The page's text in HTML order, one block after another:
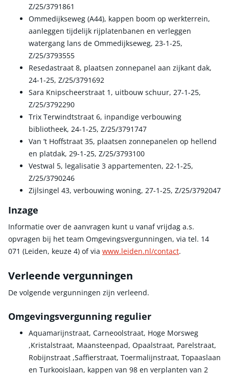
Z/25/3791861
Ommedijkseweg (A44), kappen boom op werkterrein,
aanleggen tijdelijk rijplatenbanen en verleggen
watergang lans de Ommedijkseweg, 23-1-25,
Z/25/3793555
Resedastraat 8, plaatsen zonnepanel aan zijkant dak,
24-1-25, Z/25/3791692
Sara Knipscheerstraat 1, uitbouw schuur, 27-1-25,
Z/25/3792290
Trix Terwindtstraat 6, inpandige verbouwing
bibliotheek, 24-1-25, Z/25/3791747
Van ’t Hoffstraat 35, plaatsen zonnepanelen op hellend
en platdak, 29-1-25, Z/25/3793100
Vestwal 5, legalisatie 3 appartementen, 22-1-25,
Z/25/3790246
Zijlsingel 43, verbouwing woning, 27-1-25, Z/25/3792047
Inzage
Informatie over de aanvragen kunt u vanaf vrijdag a.s.
opvragen bij het team Omgevingsvergunningen, via tel. 14
071 (Leiden, keuze 4) of via www.leiden.nl/contact.
Verleende vergunningen
De volgende vergunningen zijn verleend.
Omgevingsvergunning regulier
Aquamarijnstraat, Carneoolstraat, Hoge Morsweg
,Kristalstraat, Maansteenpad, Opaalstraat, Parelstraat,
Robijnstraat ,Saffierstraat, Toermalijnstraat, Topaaslaan
en Turkooislaan, kappen van 98 en verplanten van 2